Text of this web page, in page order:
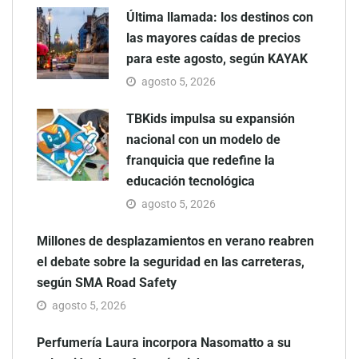
Última llamada: los destinos con
las mayores caídas de precios
para este agosto, según KAYAK
agosto 5, 2026
TBKids impulsa su expansión
nacional con un modelo de
franquicia que redefine la
educación tecnológica
agosto 5, 2026
Millones de desplazamientos en verano reabren
el debate sobre la seguridad en las carreteras,
según SMA Road Safety
agosto 5, 2026
Perfumería Laura incorpora Nasomatto a su